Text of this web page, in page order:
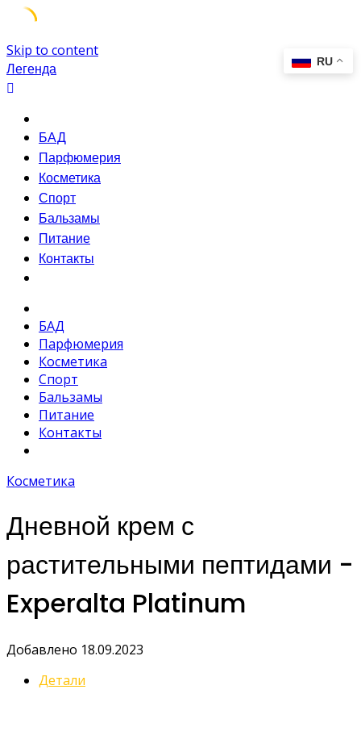
Skip to content
Легенда
БАД
Парфюмерия
Косметика
Спорт
Бальзамы
Питание
Контакты
БАД
Парфюмерия
Косметика
Спорт
Бальзамы
Питание
Контакты
Косметика
Дневной крем с
растительными пептидами -
Experalta Platinum
Добавлено 18.09.2023
Детали